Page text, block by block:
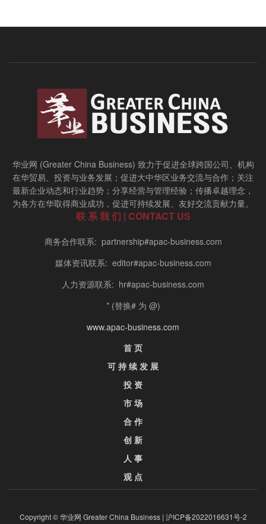
华业网 (Greater China Business) 致力于促进全球跨国公司、机构
在华贸易、投资与业务发展；促进大中华区业务交流与合作；关注
最新企业动态和行业趋势；分享经营与管理经验；传播卓越理念，
为各方在华取得商业成功，促进可持续发展、友好交流贡献力量。
联 系 我 们 | CONTACT US
商务合作联系: partnership#apac-business.com
媒体资讯联系: editor#apac-business.com
人力资源联系: hr#apac-business.com
* (替换# 为 @)
www.apac-business.com
首 页
可 持 续 发 展
投 资
市 场
合 作
创 新
人 事
观 点
Copyright © 华业网 Greater China Business | 沪ICP备2022016631号-2